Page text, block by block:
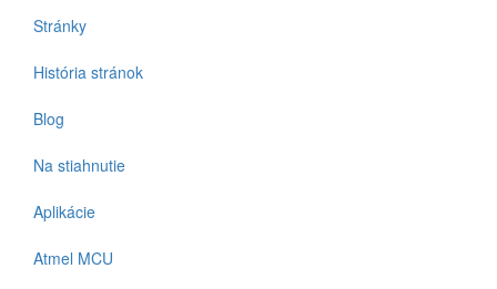
Stránky
História stránok
Blog
Na stiahnutie
Aplikácie
Atmel MCU